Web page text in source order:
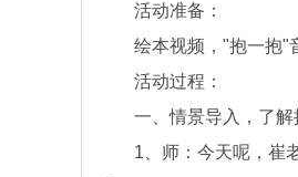
活动准备：
绘本视频，"抱一抱"音
活动过程：
一、情景导入，了解
1、师：今天呢，崔老